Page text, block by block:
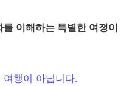
이해하는 특별한 여정이
행이 아닙니다.